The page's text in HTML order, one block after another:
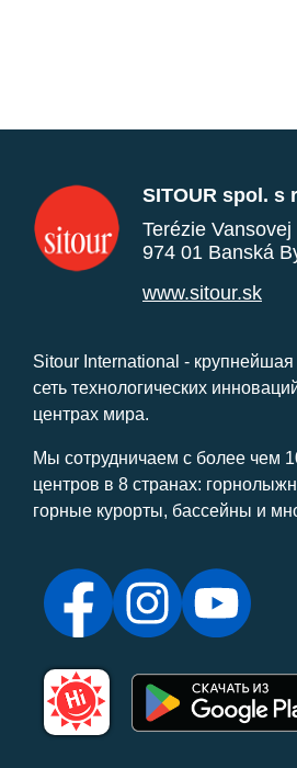
SITOUR spol. s
Terézie Vansovej
974 01 Banská
www.sitour.sk
Sitour International - крупнейшая
сеть технологических
центрах мира.
Мы сотрудничаем с более чем
центров в 8 странах:
горные курорты, бассейны и